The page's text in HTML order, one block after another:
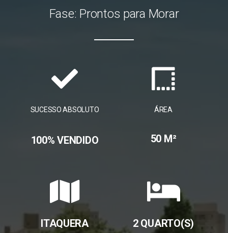
Fase: Prontos para Morar
SUCESSO ABSOLUTO
100% VENDIDO
ÁREA
50 M²
ITAQUERA 2 QUARTO(S)